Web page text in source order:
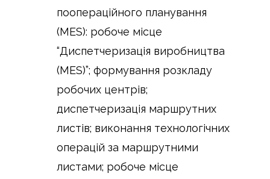
поопераційного планування
(MES): робоче місце
“Диспетчеризація виробництва
(MES)”; формування розкладу
робочих центрів;
диспетчеризація маршрутних
листів; виконання технологічних
операцій за маршрутними
листами; робоче місце